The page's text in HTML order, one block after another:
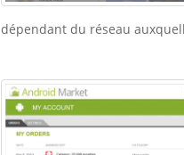
dépendant du réseau